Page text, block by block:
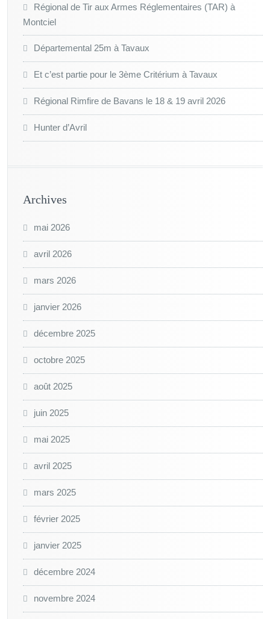
Régional de Tir aux Armes Réglementaires (TAR) à
Montciel
Départemental 25m à Tavaux
Et c’est partie pour le 3ème Critérium à Tavaux
Régional Rimfire de Bavans le 18 & 19 avril 2026
Hunter d’Avril
Archives
mai 2026
avril 2026
mars 2026
janvier 2026
décembre 2025
octobre 2025
août 2025
juin 2025
mai 2025
avril 2025
mars 2025
février 2025
janvier 2025
décembre 2024
novembre 2024